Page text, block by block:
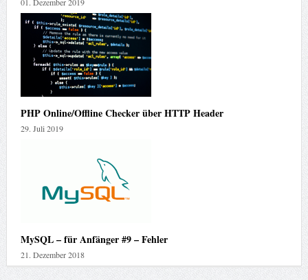
PHP Online/Offline Checker über HTTP Header
29. Juli 2019
MySQL – für Anfänger #9 – Fehler
21. Dezember 2018